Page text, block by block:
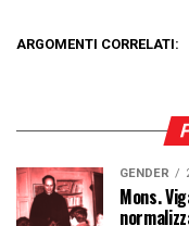
ARGOMENTI CORRELATI:
GENDER
Mons.